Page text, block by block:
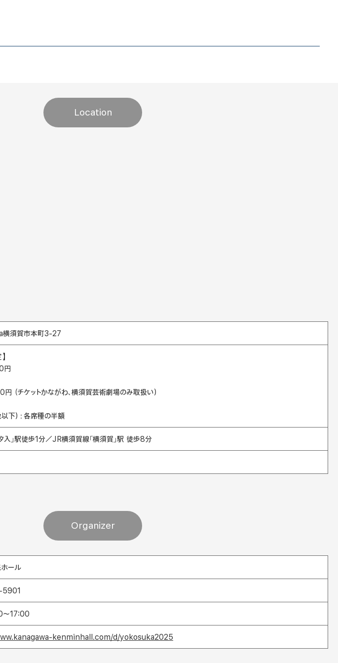
Location
須賀市本町3-27
円
（チケットかながわ、横須賀芸術劇場のみ取扱い）
下）：各席種の半額
入」駅徒歩1分／JR横須賀線「横須賀」駅 徒歩8分
Organizer
ール
～17:00
kenminhall.com/d/yokosuka2025